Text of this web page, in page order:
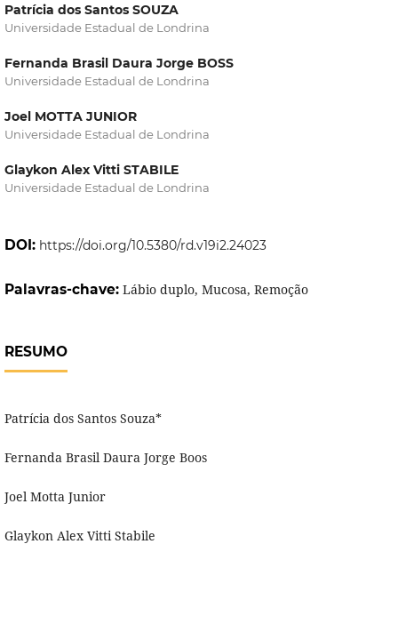
Patrícia dos Santos SOUZA
Universidade Estadual de Londrina
Fernanda Brasil Daura Jorge BOSS
Universidade Estadual de Londrina
Joel MOTTA JUNIOR
Universidade Estadual de Londrina
Glaykon Alex Vitti STABILE
Universidade Estadual de Londrina
DOI: https://doi.org/10.5380/rd.v19i2.24023
Palavras-chave: Lábio duplo, Mucosa, Remoção
RESUMO
Patrícia dos Santos Souza*
Fernanda Brasil Daura Jorge Boos
Joel Motta Junior
Glaykon Alex Vitti Stabile